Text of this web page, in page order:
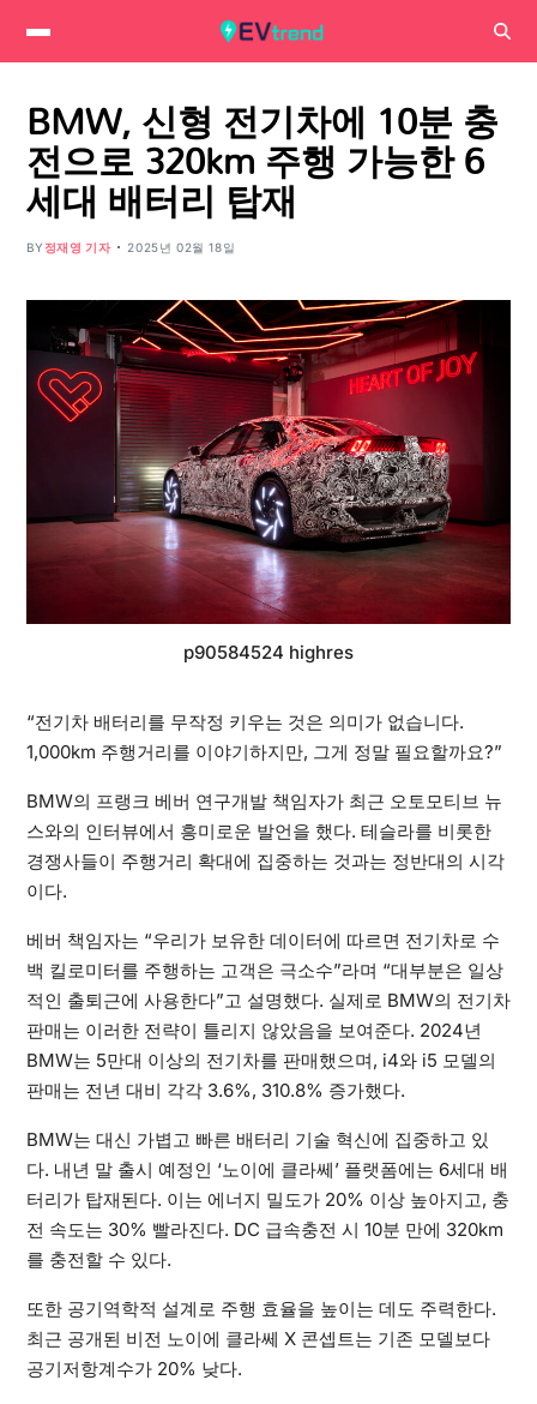
BMW, 신형 전기차에 10분 충
전으로 320km 주행 가능한 6
세대 배터리 탑재
BY 정재영 기자 2025년 02월 18일
p90584524 highres
“전기차 배터리를 무작정 키우는 것은 의미가 없습니다.
1,000km 주행거리를 이야기하지만, 그게 정말 필요할까요?”
BMW의 프랭크 베버 연구개발 책임자가 최근 오토모티브 뉴
스와의 인터뷰에서 흥미로운 발언을 했다. 테슬라를 비롯한
경쟁사들이 주행거리 확대에 집중하는 것과는 정반대의 시각
이다.
베버 책임자는 “우리가 보유한 데이터에 따르면 전기차로 수
백 킬로미터를 주행하는 고객은 극소수”라며 “대부분은 일상
적인 출퇴근에 사용한다”고 설명했다. 실제로 BMW의 전기차
판매는 이러한 전략이 틀리지 않았음을 보여준다. 2024년
BMW는 5만대 이상의 전기차를 판매했으며, i4와 i5 모델의
판매는 전년 대비 각각 3.6%, 310.8% 증가했다.
BMW는 대신 가볍고 빠른 배터리 기술 혁신에 집중하고 있
다. 내년 말 출시 예정인 ‘노이에 클라쎄’ 플랫폼에는 6세대 배
터리가 탑재된다. 이는 에너지 밀도가 20% 이상 높아지고, 충
전 속도는 30% 빨라진다. DC 급속충전 시 10분 만에 320km
를 충전할 수 있다.
또한 공기역학적 설계로 주행 효율을 높이는 데도 주력한다.
최근 공개된 비전 노이에 클라쎄 X 콘셉트는 기존 모델보다
공기저항계수가 20% 낮다.